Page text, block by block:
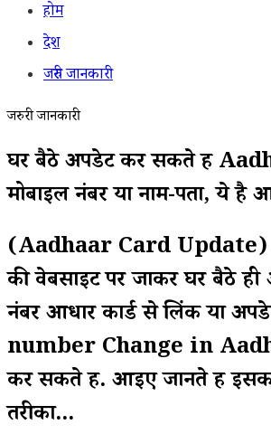
होम
देश
जरुरी जानकारी
जरुरी जानकारी
घर बैठे अपडेट कर सकते हैं
मोबाइल नंबर या नाम-पता, ये है
(Aadhaar Card
की वेबसाइट पर जाकर घर बैठे ही
नंबर आधार कार्ड से लिंक या
number Change in
कर सकते हैं. आइए जानते हैं
तरीका...